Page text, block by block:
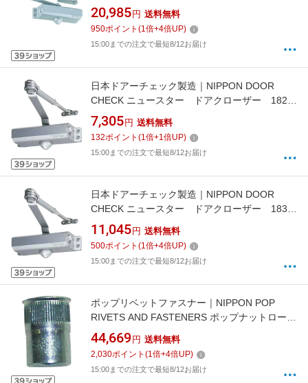
P−184 シルバーN−01 P184-N01
20,985 円 送料無料
950ポイント (1倍+4倍UP)
15:00までの注文で最短8/12お届け
日本ドアーチェック製造｜NIPPON DOOR
CHECK ニュースター ドアクローザー 182
シルバーN−01 182-N01
7,305 円 送料無料
132ポイント (1倍+1倍UP)
15:00までの注文で最短8/12お届け
日本ドアーチェック製造｜NIPPON DOOR
CHECK ニュースター ドアクローザー 183
シルバーN−01 183-N01
11,045 円 送料無料
500ポイント (1倍+4倍UP)
15:00までの注文で最短8/12お届け
ポップリベットファスナー｜NIPPON POP
RIVETS AND FASTENERS ポップナットローレ
ットタイプスモールフランジ（M6）1000個入
り SFH625SFRLT
44,669 円 送料無料
2,030ポイント (1倍+4倍UP)
15:00までの注文で最短8/12お届け